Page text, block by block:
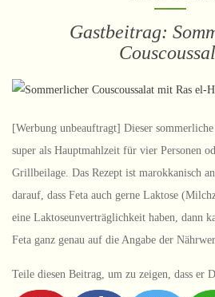
Gastbeitrag:
[Werbung unbeauftragt] Dieser sommerliche
super als Hauptmahlzeit für vier Personen
Grillbeilage. Das Rezept ist marokkanisch
darauf, dass Feta auch gerne Laktose
eine Laktoseunverträglichkeit haben, dann
Feta ganz genau auf die Angabe der
Teile diesen Beitrag, um zu zeigen, dass er